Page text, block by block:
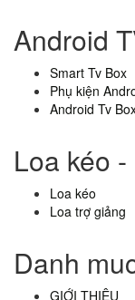
Android
Smart Tv Box
Phụ kiện
Android Tv
Loa kéo
Loa kéo
Loa trợ giảng
Danh
GIỚI THIỆU